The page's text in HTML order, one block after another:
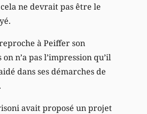
ne devrait pas être le
reproche à Peiffer son
n’a pas l’impression qu’il
dans ses démarches de
avait proposé un projet